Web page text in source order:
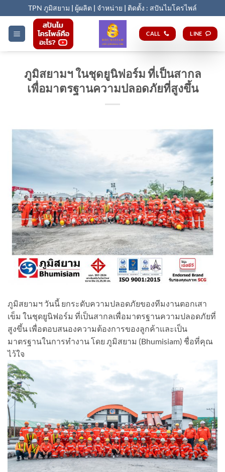
to
content
TPN ภูมิสยาม | ผู้ผลิต | จำหน่าย | ติดตั้ง : สปันไมโครไพล์
CALL LINE
ภูมิสยามฯ ในชุดยูนิฟอร์ม ที่เป็นสากล
เพื่อมาตรฐานความปลอดภัยที่สูงขึ้น
ภูมิสยามฯ วันนี้ ยกระดับความปลอดภัยของทีมงานตอกเสา
เข็ม ในชุดยูนิฟอร์ม ที่เป็นสากลเพื่อมาตรฐานความปลอดภัยที่
สูงขึ้น เพื่อตอบสนองความต้องการของลูกค้าและเป็น
มาตรฐานในการทำงาน โดย ภูมิสยาม (Bhumisiam) ชื่อที่คุณ
ไว้ใจ